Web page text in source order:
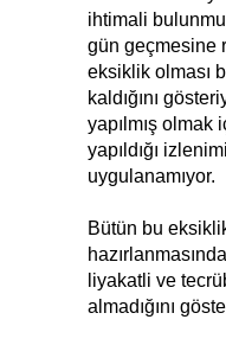
ihtimali
gün geçmesine
eksiklik olması
kaldığını
yapılmış olmak
yapıldığı
uygulanamıyor.
Bütün bu
liyakatli ve
almadığını